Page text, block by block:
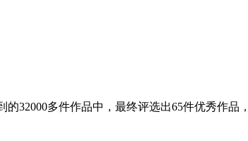
多件作品中，最终评选出65件优秀作品